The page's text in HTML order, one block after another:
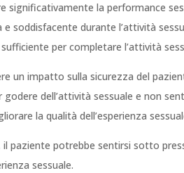
significativamente la performance
soddisfacente durante l’attività
per completare l’attività
un impatto sulla sicurezza del
dell’attività sessuale e non
la qualità dell’esperienza
paziente potrebbe sentirsi sotto
sessuale.